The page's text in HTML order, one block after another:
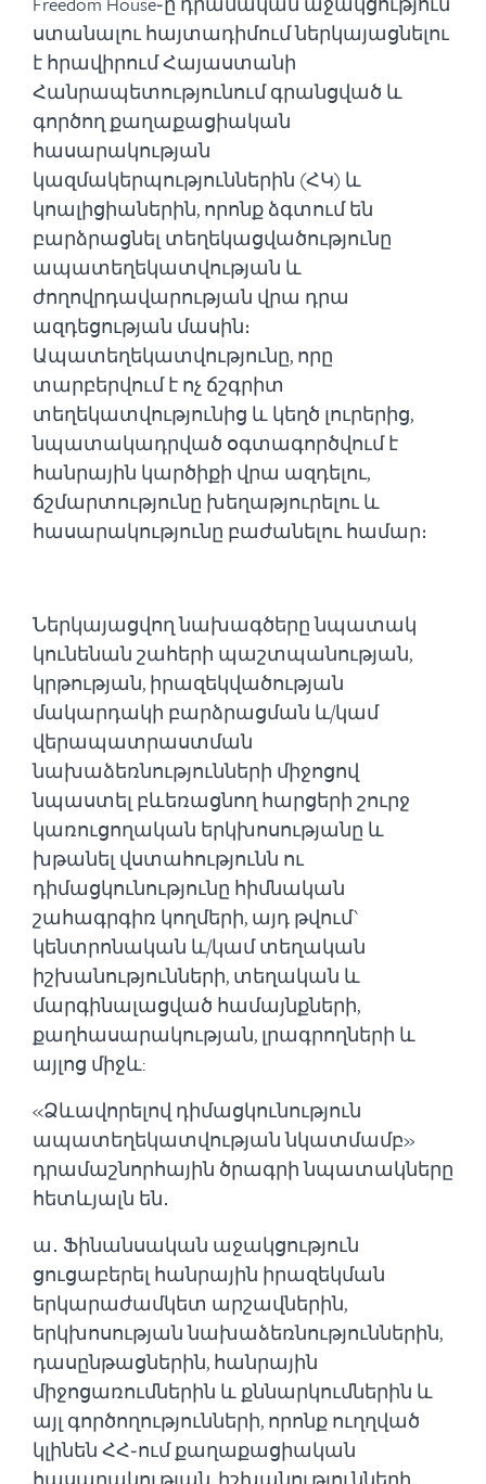
ստանալու հայտադիմում ներկայացնելու
է հրավիրում Հայաստանի
Հանրապետությունում գրանցված և
գործող քաղաքացիական
հասարակության
կազմակերպություններին (ՀԿ) և
կոալիցիաներին, որոնք ձգտում են
բարձրացնել տեղեկացվածությունը
ապատեղեկատվության և
ժողովրդավարության վրա դրա
ազդեցության մասին։
Ապատեղեկատվությունը, որը
տարբերվում է ոչ ճշգրիտ
տեղեկատվությունից և կեղծ լուրերից,
նպատակադրված օգտագործվում է
հանրային կարծիքի վրա ազդելու,
ճշմարտությունը խեղաթյուրելու և
հասարակությունը բաժանելու համար։
Ներկայացվող նախագծերը նպատակ
կունենան շահերի պաշտպանության,
կրթության, իրազեկվածության
մակարդակի բարձրացման և/կամ
վերապատրաստման
նախաձեռնությունների միջոցով
նպաստել բևեռացնող հարցերի շուրջ
կառուցողական երկխոսությանը և
խթանել վստահությունն ու
դիմացկունությունը հիմնական
շահագրգիռ կողմերի, այդ թվում`
կենտրոնական և/կամ տեղական
իշխանությունների, տեղական և
մարգինալացված համայնքների,
քաղհասարակության, լրագրողների և
այլոց միջև:
«Ձևավորելով դիմացկունություն
ապատեղեկատվության նկատմամբ»
դրամաշնորհային ծրագրի նպատակները
հետևյալն են․
ա․ Ֆինանսական աջակցություն
ցուցաբերել հանրային իրազեկման
երկարաժամկետ արշավներին,
երկխոսության նախաձեռնություններին,
դասընթացներին, հանրային
միջոցառումներին և քննարկումներին և
այլ գործողությունների, որոնք ուղղված
կլինեն ՀՀ֊ում քաղաքացիական